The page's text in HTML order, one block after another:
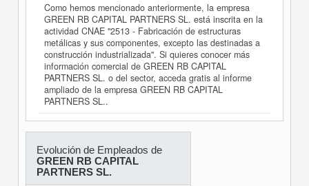
Como hemos mencionado anteriormente, la empresa
GREEN RB CAPITAL PARTNERS SL. está inscrita en la
actividad CNAE "2513 - Fabricación de estructuras
metálicas y sus componentes, excepto las destinadas a
construcción industrializada". Si quieres conocer más
información comercial de GREEN RB CAPITAL
PARTNERS SL. o del sector, acceda gratis al informe
ampliado de la empresa GREEN RB CAPITAL
PARTNERS SL..
Evolución de Empleados de
GREEN RB CAPITAL
PARTNERS SL.